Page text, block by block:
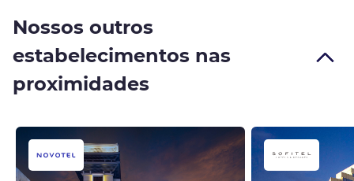
Nossos outros
estabelecimentos nas
proximidades